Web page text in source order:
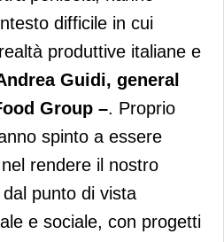
difficile in cui
produttive italiane e
Guidi, general
Group –. Proprio
spinto a essere
rendere il nostro
punto di vista
e sociale, con progetti